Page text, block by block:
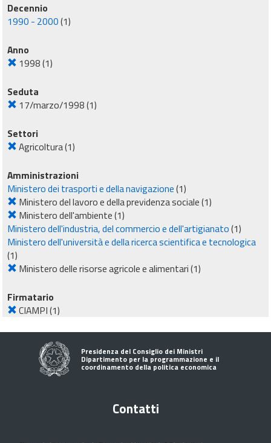
Decennio
1990 - 2000(1)
Anno
1998(1)
Seduta
17/marzo/1998(1)
Settori
Agricoltura(1)
Amministrazioni
Ministero dei trasporti e della navigazione(1)
Ministero del lavoro e della previdenza sociale(1)
Ministero dell'ambiente(1)
Ministero dell'industria, del commercio e dell'artigianato(1)
Ministero dell'università e della ricerca scientifica e tecnologica
(1)
Ministero delle risorse agricole e alimentari(1)
Firmatario
CIAMPI(1)
Presidenza del Consiglio dei Ministri
Dipartimento per la programmazione e il
coordinamento della politica economica
Contatti